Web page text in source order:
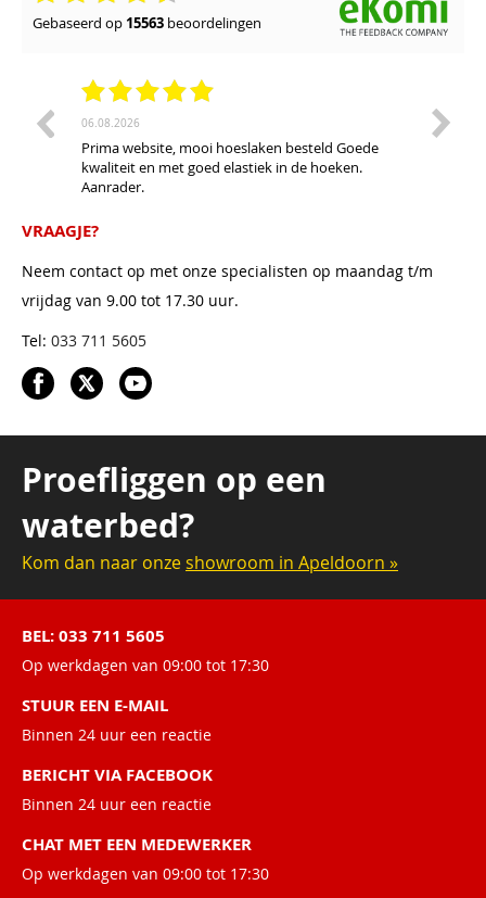
gebaseerd op 15563 beoordelingen
06.08.2026
Prima website, mooi hoeslaken besteld Goede
kwaliteit en met goed elastiek in de hoeken.
Aanrader.
VRAAGJE?
Neem contact op met onze specialisten op maandag t/m
vrijdag van 9.00 tot 17.30 uur.
Tel: 033 711 5605
Proefliggen op een
waterbed?
Kom dan naar onzeshowroom in Apeldoorn »
BEL: 033 711 5605
Op werkdagen van 09:00 tot 17:30
STUUR EEN E-MAIL
Binnen 24 uur een reactie
BERICHT VIA FACEBOOK
Binnen 24 uur een reactie
CHAT MET EEN MEDEWERKER
Op werkdagen van 09:00 tot 17:30